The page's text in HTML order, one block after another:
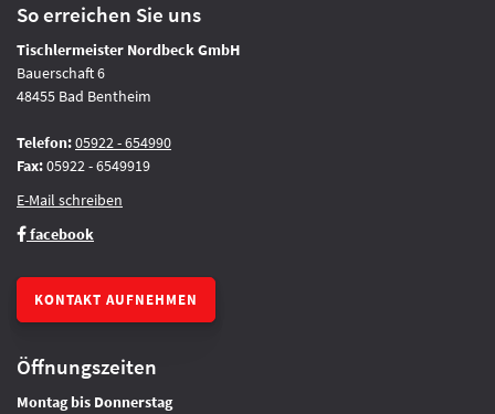
So erreichen Sie uns
Tischlermeister Nordbeck GmbH
Bauerschaft 6
48455 Bad Bentheim
Telefon:05922 - 654990
Fax:05922 - 6549919
E-Mail schreiben
facebook
KONTAKT AUFNEHMEN
Öffnungszeiten
Montag bis Donnerstag